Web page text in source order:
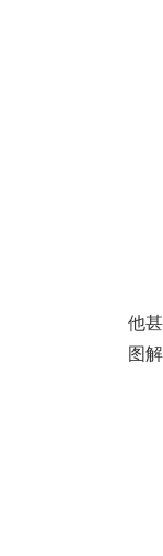
他
图